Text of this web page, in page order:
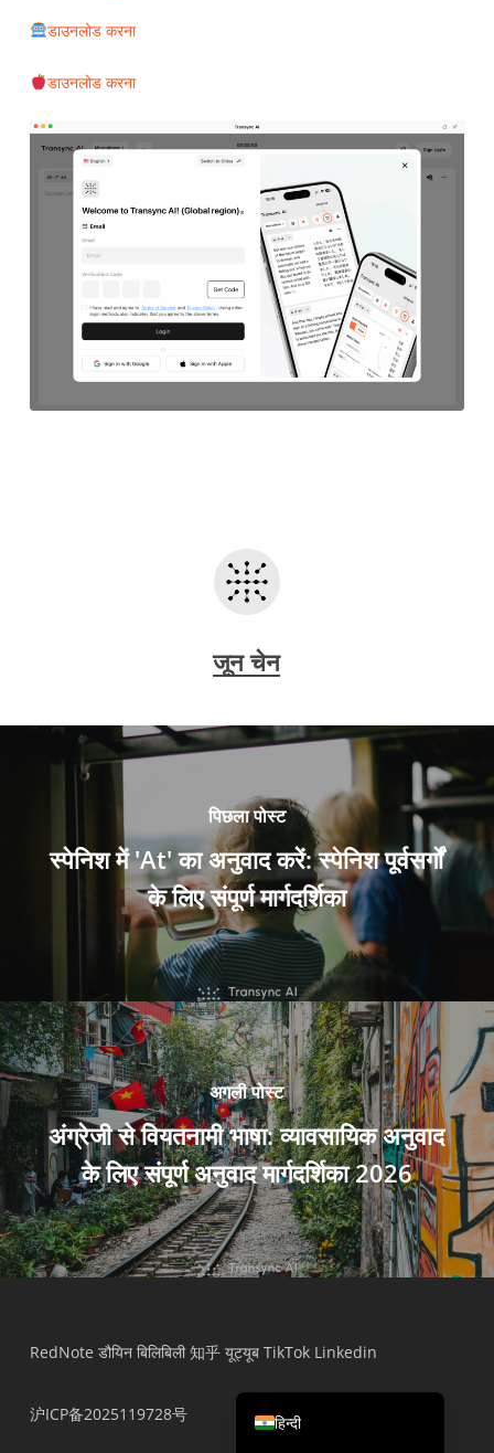
डाउनलोड करना
डाउनलोड करना
जून चेन
पिछला पोस्ट
स्पेनिश में 'At' का अनुवाद करें: स्पेनिश पूर्वसर्गों
के लिए संपूर्ण मार्गदर्शिका
अगली पोस्ट
अंग्रेजी से वियतनामी भाषा: व्यावसायिक अनुवाद
के लिए संपूर्ण अनुवाद मार्गदर्शिका 2026
RedNote डौयिन बिलिबिली 知乎 यूट्यूब TikTok Linkedin
沪ICP备2025119728号 हिन्दी
简体中文
한국어
Русский
Français
Español
Deutsch
Italiano
Čeština
ไทย
繁體中文
Português do Brasil
العربية
Bahasa Indonesia
Tiếng Việt
Türkçe
Polski